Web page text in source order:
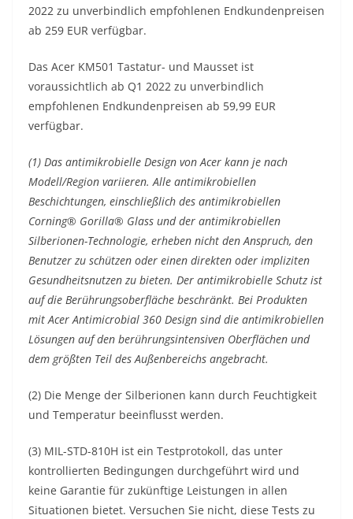
2022 zu unverbindlich empfohlenen Endkundenpreisen
ab 259 EUR verfügbar.
Das Acer KM501 Tastatur- und Mausset ist
voraussichtlich ab Q1 2022 zu unverbindlich
empfohlenen Endkundenpreisen ab 59,99 EUR
verfügbar.
(1) Das antimikrobielle Design von Acer kann je nach
Modell/Region variieren. Alle antimikrobiellen
Beschichtungen, einschließlich des antimikrobiellen
Corning® Gorilla® Glass und der antimikrobiellen
Silberionen-Technologie, erheben nicht den Anspruch, den
Benutzer zu schützen oder einen direkten oder impliziten
Gesundheitsnutzen zu bieten. Der antimikrobielle Schutz ist
auf die Berührungsoberfläche beschränkt. Bei Produkten
mit Acer Antimicrobial 360 Design sind die antimikrobiellen
Lösungen auf den berührungsintensiven Oberflächen und
dem größten Teil des Außenbereichs angebracht.
(2) Die Menge der Silberionen kann durch Feuchtigkeit
und Temperatur beeinflusst werden.
(3) MIL-STD-810H ist ein Testprotokoll, das unter
kontrollierten Bedingungen durchgeführt wird und
keine Garantie für zukünftige Leistungen in allen
Situationen bietet. Versuchen Sie nicht, diese Tests zu